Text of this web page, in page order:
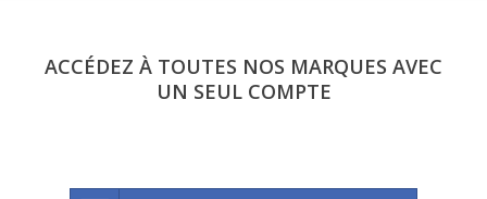
ACCÉDEZ À TOUTES NOS MARQUES AVEC
UN SEUL COMPTE